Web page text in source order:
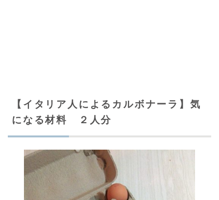
【イタリア人によるカルボナーラ】気
になる材料 ２人分